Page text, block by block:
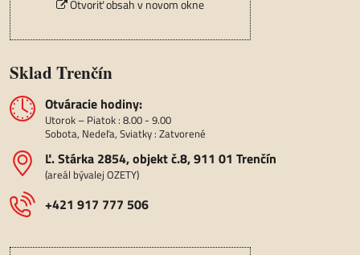
Otvoriť obsah v novom okne
Sklad Trenčín
Otváracie hodiny:
Utorok – Piatok : 8.00 - 9.00
Sobota, Nedeľa, Sviatky : Zatvorené
Ľ​. Stárka 2854, objekt č​.8, 911 01 Trenčín
(areál bývalej OZETY)
+421 917 777 506